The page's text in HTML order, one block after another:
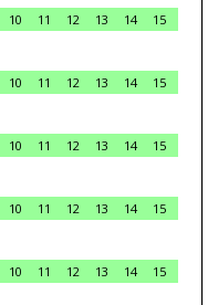
10 11 12 13 14
15
10 11 12 13 14
15
10 11 12 13 14
15
10 11 12 13 14
15
10 11 12 13 14
15